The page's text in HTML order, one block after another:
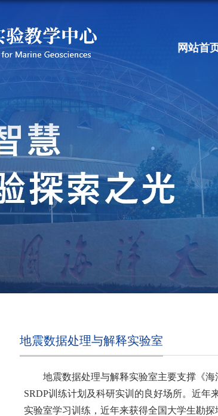
网站首
地震数据处理与解释实验室
地震数据处理与解释实验室主要支撑《
SRDP训练计划及科研实训的良好场所。近
实验室学习训练，近年来获得全国大学生勘探